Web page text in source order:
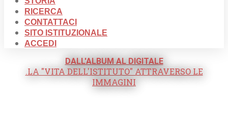
RICERCA
CONTATTACI
SITO ISTITUZIONALE
ACCEDI
DALL'ALBUM AL DIGITALE
.LA "VITA DELL'ISTITUTO" ATTRAVERSO LE
IMMAGINI